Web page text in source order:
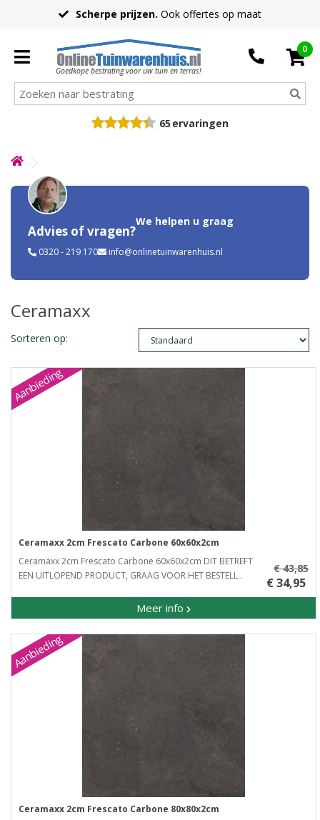
Scherpe prijzen. Ook offertes op maat
Goedkope bestrating voor uw tuin en terras!
0
65 ervaringen
Advies of vragen?
We helpen u graag
0320 - 219 170 info@onlinetuinwarenhuis.nl
Ceramaxx
Sorteren op:
Aanbieding
Ceramaxx 2cm Frescato Carbone 60x60x2cm
Ceramaxx 2cm Frescato Carbone 60x60x2cm DIT BETREFT
EEN UITLOPEND PRODUCT, GRAAG VOOR HET BESTELL..
Meer info
€ 43,85
€ 34,95
Aanbieding
Ceramaxx 2cm Frescato Carbone 80x80x2cm